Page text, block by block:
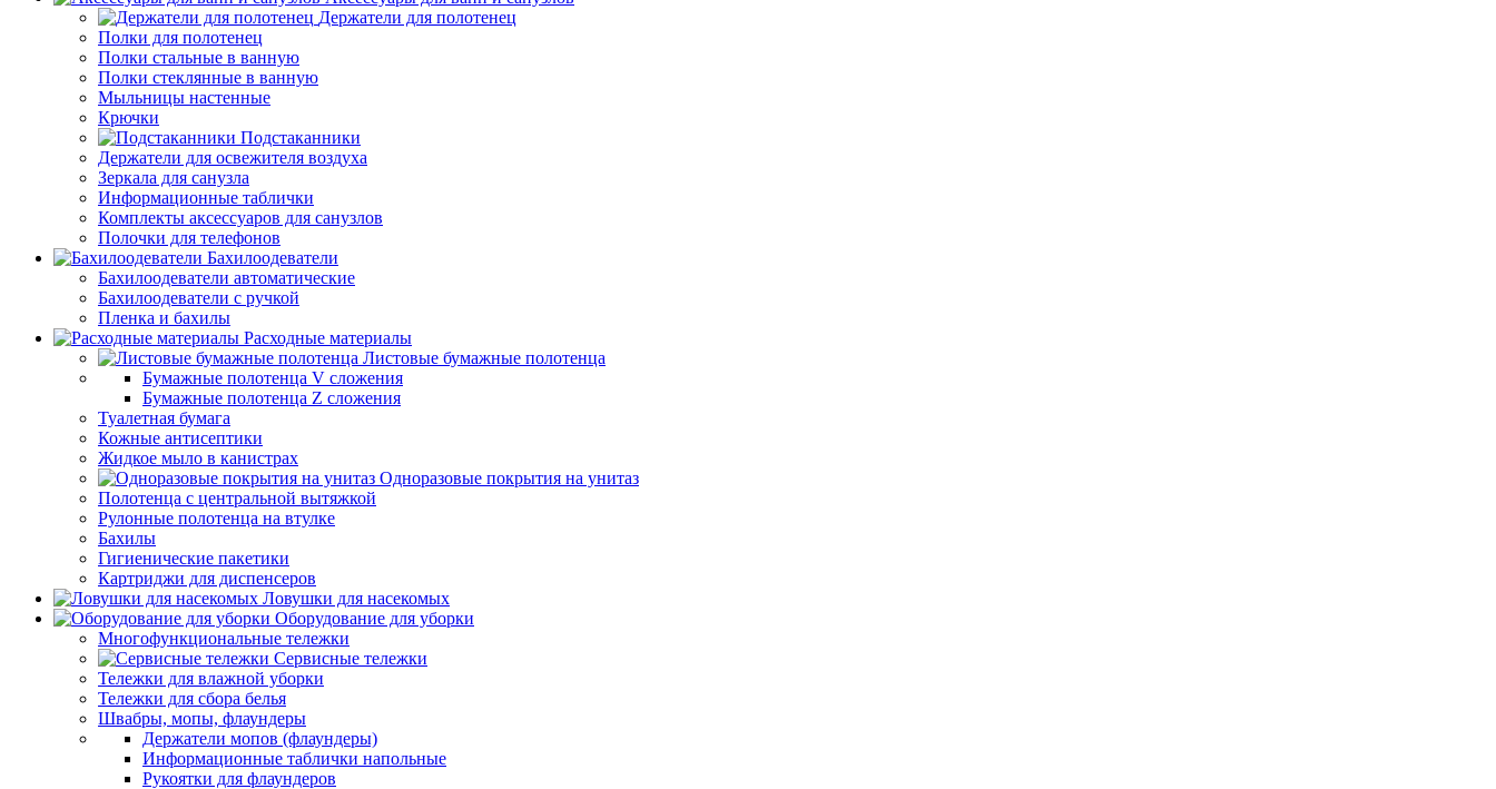
Держатели для полотенец
Полки для полотенец
Полки стальные в ванную
Полки стеклянные в ванную
Мыльницы настенные
Крючки
Подстаканники
Держатели для освежителя воздуха
Зеркала для санузла
Информационные таблички
Комплекты аксессуаров для санузлов
Полочки для телефонов
Бахилоодеватели
Бахилоодеватели автоматические
Бахилоодеватели с ручкой
Пленка и бахилы
Расходные материалы
Листовые бумажные полотенца
Бумажные полотенца V сложения
Бумажные полотенца Z сложения
Туалетная бумага
Кожные антисептики
Жидкое мыло в канистрах
Одноразовые покрытия на унитаз
Полотенца с центральной вытяжкой
Рулонные полотенца на втулке
Бахилы
Гигиенические пакетики
Картриджи для диспенсеров
Ловушки для насекомых
Оборудование для уборки
Многофункциональные тележки
Сервисные тележки
Тележки для влажной уборки
Тележки для сбора белья
Швабры, мопы, флаундеры
Держатели мопов (флаундеры)
Информационные таблички напольные
Рукоятки для флаундеров